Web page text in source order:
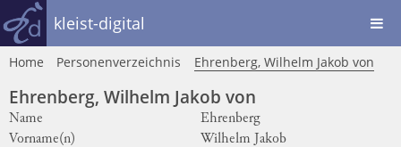
kleist-digital
Home Personenverzeichnis Ehrenberg, Wilhelm Jakob von
Ehrenberg, Wilhelm Jakob von
Name
Ehrenberg
Vorname(n)
Wilhelm Jakob